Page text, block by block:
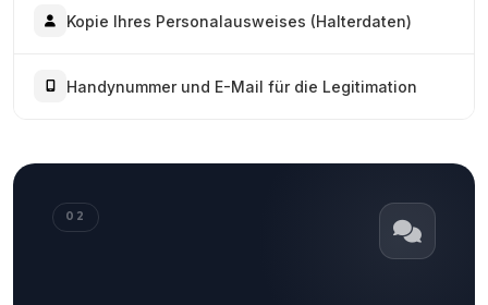
Kopie Ihres Personalausweises (Halterdaten)
Handynummer und E-Mail für die Legitimation
02